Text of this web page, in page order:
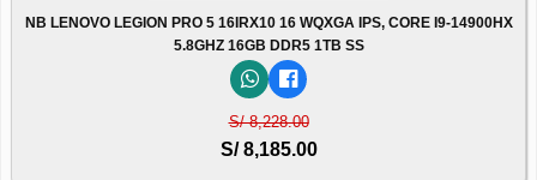
NB LENOVO LEGION PRO 5 16IRX10 16 WQXGA IPS, CORE I9-14900HX
5.8GHZ 16GB DDR5 1TB SS
S/ 8,228.00
S/ 8,185.00